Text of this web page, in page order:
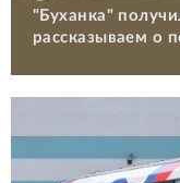
"Буханка"
рассказываем о